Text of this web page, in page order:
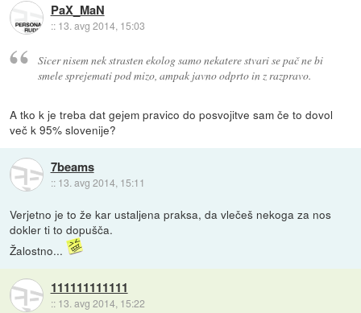
PaX_MaN
:: 13. avg 2014, 15:03
Sicer nisem nek strasten ekolog samo nekatere stvari se pač ne bi
smele sprejemati pod mizo, ampak javno odprto in z razpravo.
A tko k je treba dat gejem pravico do posvojitve sam če to dovol
več k 95% slovenije?
7beams
:: 13. avg 2014, 15:11
Verjetno je to že kar ustaljena praksa, da vlečeš nekoga za nos
dokler ti to dopušča.
Žalostno...
111111111111
:: 13. avg 2014, 15:22